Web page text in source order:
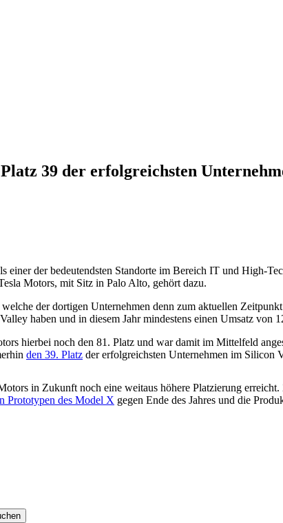
39 der erfolgreichsten
einer der bedeutendsten Standorte im Bereich IT und High-
Motors, mit Sitz in Palo Alto, gehört dazu.
welche der dortigen Unternehmen denn zum aktuellen
haben und in diesem Jahr mindestens einen Umsatz
hierbei noch den 81. Platz und war damit im Mittelfeld
den 39. Platz der erfolgreichsten Unternehmen im Silicon
in Zukunft noch eine weitaus höhere Platzierung
Prototypen des Model X gegen Ende des Jahres und die